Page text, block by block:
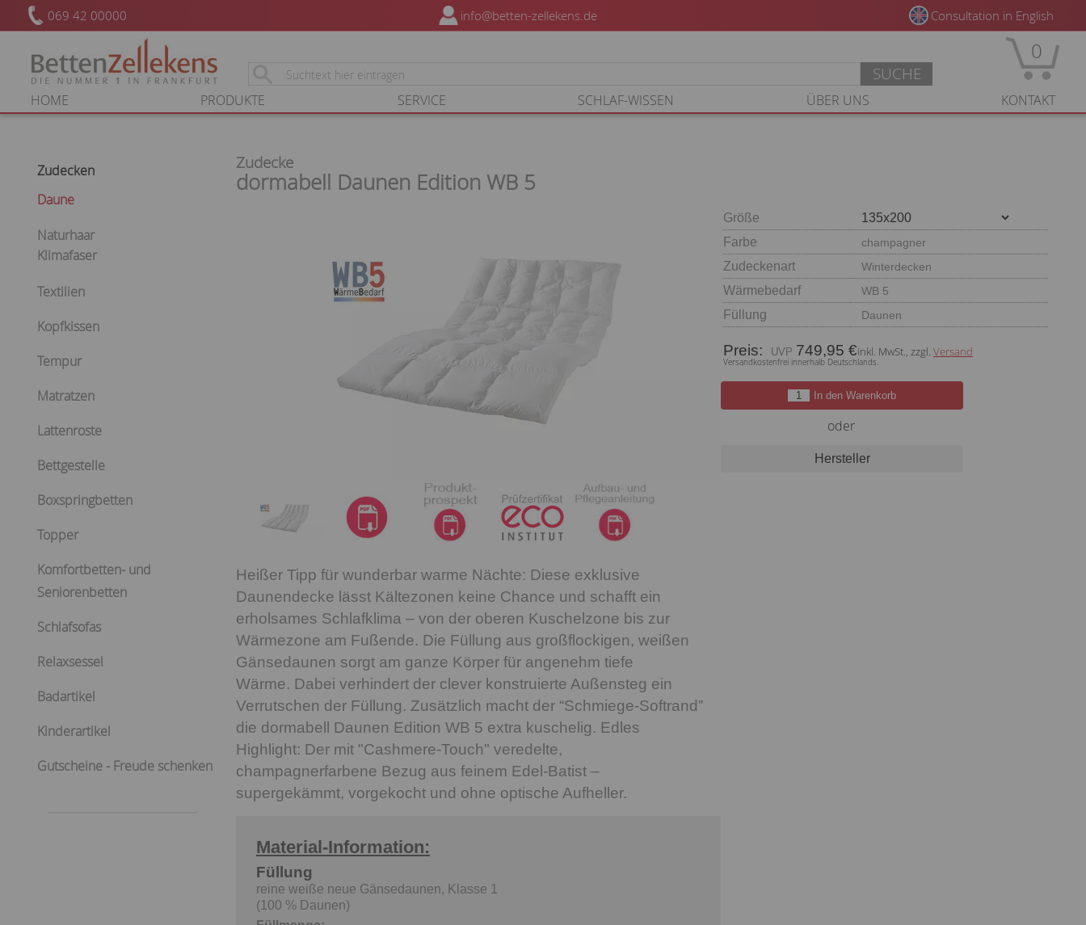
069 42 00000 info@betten-zellekens.de Consultation in English
SUCHE
0
HOME PRODUKTE SERVICE SCHLAF-WISSEN ÜBER UNS KONTAKT
Zudecken
Daune
Naturhaar
Klimafaser
Textilien
Kopfkissen
Tempur
Matratzen
Lattenroste
Bettgestelle
Boxspringbetten
Topper
Komfortbetten- und
Seniorenbetten
Schlafsofas
Relaxsessel
Badartikel
Kinderartikel
Gutscheine - Freude schenken
Zudecke
dormabell Daunen Edition WB 5
Heißer Tipp für wunderbar warme Nächte: Diese exklusive
Daunendecke lässt Kältezonen keine Chance und schafft ein
erholsames Schlafklima – von der oberen Kuschelzone bis zur
Wärmezone am Fußende. Die Füllung aus großflockigen, weißen
Gänsedaunen sorgt am ganze Körper für angenehm tiefe
Wärme. Dabei verhindert der clever konstruierte Außensteg ein
Verrutschen der Füllung. Zusätzlich macht der “Schmiege-Softrand”
die dormabell Daunen Edition WB 5 extra kuschelig. Edles
Highlight: Der mit "Cashmere-Touch" veredelte,
champagnerfarbene Bezug aus feinem Edel-Batist –
supergekämmt, vorgekocht und ohne optische Aufheller.
Material-Information:
Füllung
reine weiße neue Gänsedaunen, Klasse 1
(100 % Daunen)
Größe
Farbe
champagner
Zudeckenart Winterdecken
Wärmebedarf WB 5
Füllung Daunen
Preis: 749,95 €inkl. MwSt., zzgl. Versand
Versandkostenfrei innerhalb Deutschlands.
In den Warenkorb
oder
Hersteller